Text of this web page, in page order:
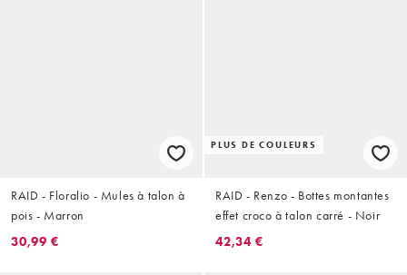
RAID - Floralio - Mules à talon à
pois - Marron
30,99 €
PLUS DE COULEURS
RAID - Renzo - Bottes montantes
effet croco à talon carré - Noir
42,34 €